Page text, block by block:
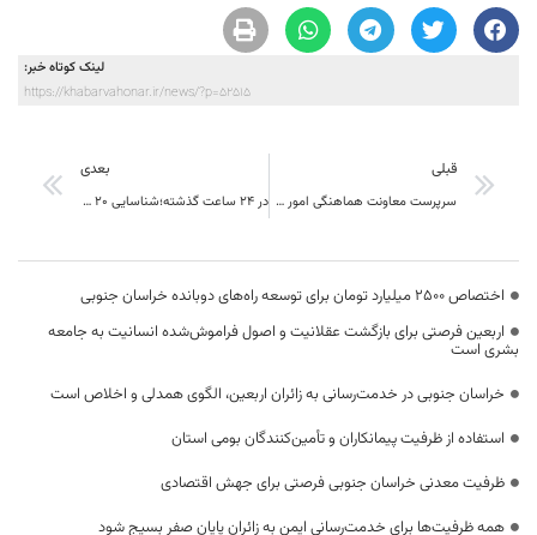
لینک کوتاه خبر:
https://khabarvahonar.ir/news/?p=52515
قبلی
سرپرست معاونت هماهنگی امور عمرانی استانداری خراسان جنوبی معرفی شد
بعدی
در 24 ساعت گذشته؛شناسایی 20 بیمار جدید کرونا در خراسان جنوبی
اختصاص 2500 میلیارد تومان برای توسعه راه‌های دوبانده خراسان جنوبی
اربعین فرصتی برای بازگشت عقلانیت و اصول فراموش‌شده انسانیت به جامعه
بشری است
خراسان جنوبی در خدمت‌رسانی به زائران اربعین، الگوی همدلی و اخلاص است
استفاده از ظرفیت پیمانکاران و تأمین‌کنندگان بومی استان
ظرفیت معدنی خراسان جنوبی فرصتی برای جهش اقتصادی
همه ظرفیت‌ها برای خدمت‌رسانی ایمن به زائران پایان صفر بسیج شود